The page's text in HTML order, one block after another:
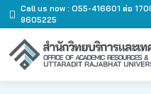
Call us now : O55-416601 ต่อ
9605225